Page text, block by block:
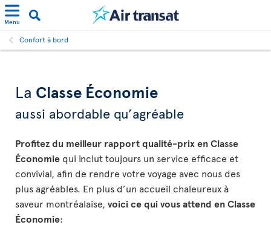
Menu
Confort à bord
La Classe Économie
aussi abordable qu’agréable
Profitez du meilleur rapport qualité-prix en Classe
Économie qui inclut toujours un service efficace et
convivial, afin de rendre votre voyage avec nous des
plus agréables. En plus d’un accueil chaleureux à
saveur montréalaise, voici ce qui vous attend en Classe
Économie: